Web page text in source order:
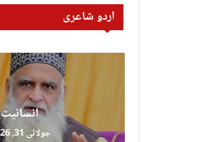
اردو شاعری
انسانیت
جولائی 31, 2026